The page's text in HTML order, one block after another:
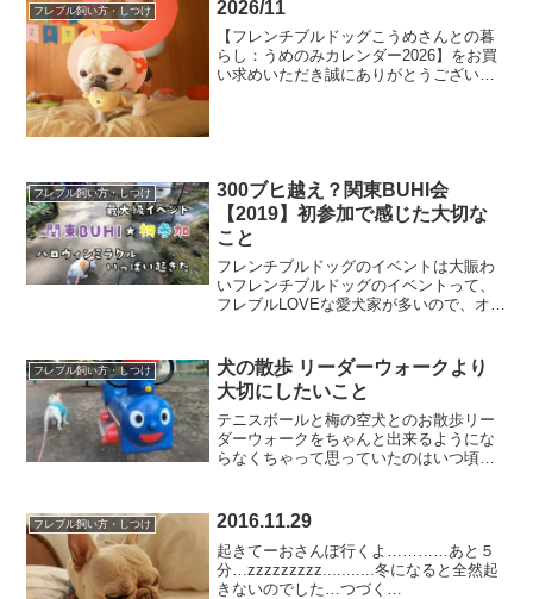
フレブル飼い方・しつけ 2026/11
【フレンチブルドッグこうめさんとの暮
らし：うめのみカレンダー2026】をお買
い求めいただき誠にありがとうございま
フレブル飼い方・しつけ
300ブヒ越え？関東BUHI会
【2019】初参加で感じた大切な
こと
フレンチブルドッグのイベントは大賑わ
いフレンチブルドッグのイベントって、
フレブルLOVEな愛犬家が多いので、オフ
年から会を重ねるごとに人数を増やし近
年では300頭オ...
フレブル飼い方・しつけ
犬の散歩 リーダーウォークより
大切にしたいこと
テニスボールと梅の空犬とのお散歩リー
ダーウォークをちゃんと出来るようにな
らなくちゃって思っていたのはいつ頃ま
が許す限り行きたい場所に付き添うとい
フレブル飼い方・しつけ 2016.11.29
起きてーおさんぽ行くよ…………あと５
分…zzzzzzzzz...........冬になると全然起
きないのでした…つづく…